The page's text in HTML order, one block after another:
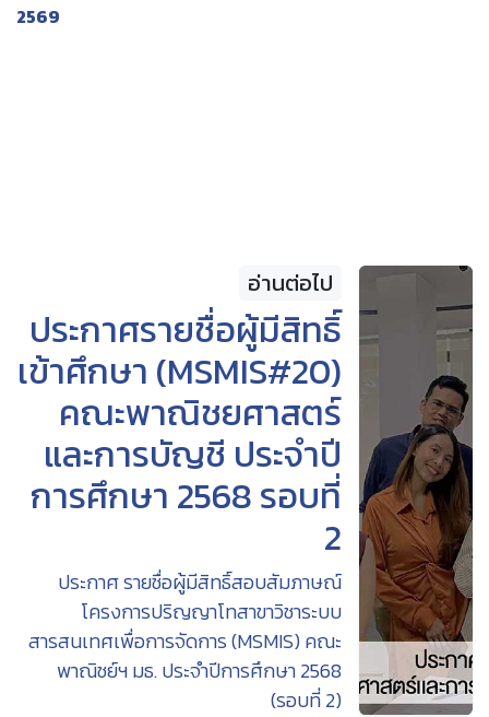
2569
อ่านต่อไป
ประกาศรายชื่อผู้มีสิทธิ์
เข้าศึกษา (MSMIS#20)
คณะพาณิชยศาสตร์
และการบัญชี ประจำปี
การศึกษา 2568 รอบที่
2
ประกาศ รายชื่อผู้มีสิทธิ์สอบสัมภาษณ์
โครงการปริญญาโทสาขาวิชาระบบ
สารสนเทศเพื่อการจัดการ (MSMIS) คณะ
พาณิชย์ฯ มธ. ประจำปีการศึกษา 2568
(รอบที่ 2)